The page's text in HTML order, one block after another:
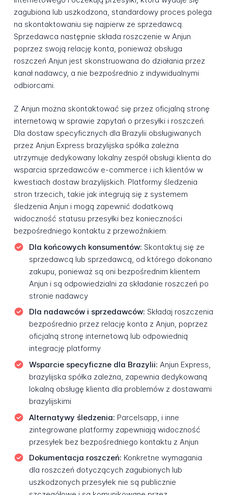
zagubiona lub uszkodzona, standardowy proces polega
na skontaktowaniu się najpierw ze sprzedawcą.
Sprzedawca następnie składa roszczenie w Anjun
poprzez swoją relację konta, ponieważ obsługa
roszczeń Anjun jest skonstruowana do działania przez
kanał nadawcy, a nie bezpośrednio z indywidualnymi
odbiorcami.
Z Anjun można skontaktować się przez oficjalną stronę
internetową w sprawie zapytań o przesyłki i roszczeń.
Dla dostaw specyficznych dla Brazylii obsługiwanych
przez Anjun Express brazylijska spółka zależna
utrzymuje dedykowany lokalny zespół obsługi klienta do
wsparcia sprzedawców e-commerce i ich klientów w
kwestiach dostaw brazylijskich. Platformy śledzenia
stron trzecich, takie jak integrują się z systemem
śledzenia Anjun i mogą zapewnić dodatkową
widoczność statusu przesyłki bez konieczności
bezpośredniego kontaktu z przewoźnikiem.
Dla końcowych konsumentów: Skontaktuj się ze
sprzedawcą lub sprzedawcą, od którego dokonano
zakupu, ponieważ są oni bezpośrednim klientem
Anjun i są odpowiedzialni za składanie roszczeń po
stronie nadawcy
Dla nadawców i sprzedawców: Składaj roszczenia
bezpośrednio przez relację konta z Anjun, poprzez
oficjalną stronę internetową lub odpowiednią
integrację platformy
Wsparcie specyficzne dla Brazylii: Anjun Express,
brazylijska spółka zależna, zapewnia dedykowaną
lokalną obsługę klienta dla problemów z dostawami
brazylijskimi
Alternatywy śledzenia: Parcelsapp, i inne
zintegrowane platformy zapewniają widoczność
przesyłek bez bezpośredniego kontaktu z Anjun
Dokumentacja roszczeń: Konkretne wymagania
dla roszczeń dotyczących zagubionych lub
uszkodzonych przesyłek nie są publicznie